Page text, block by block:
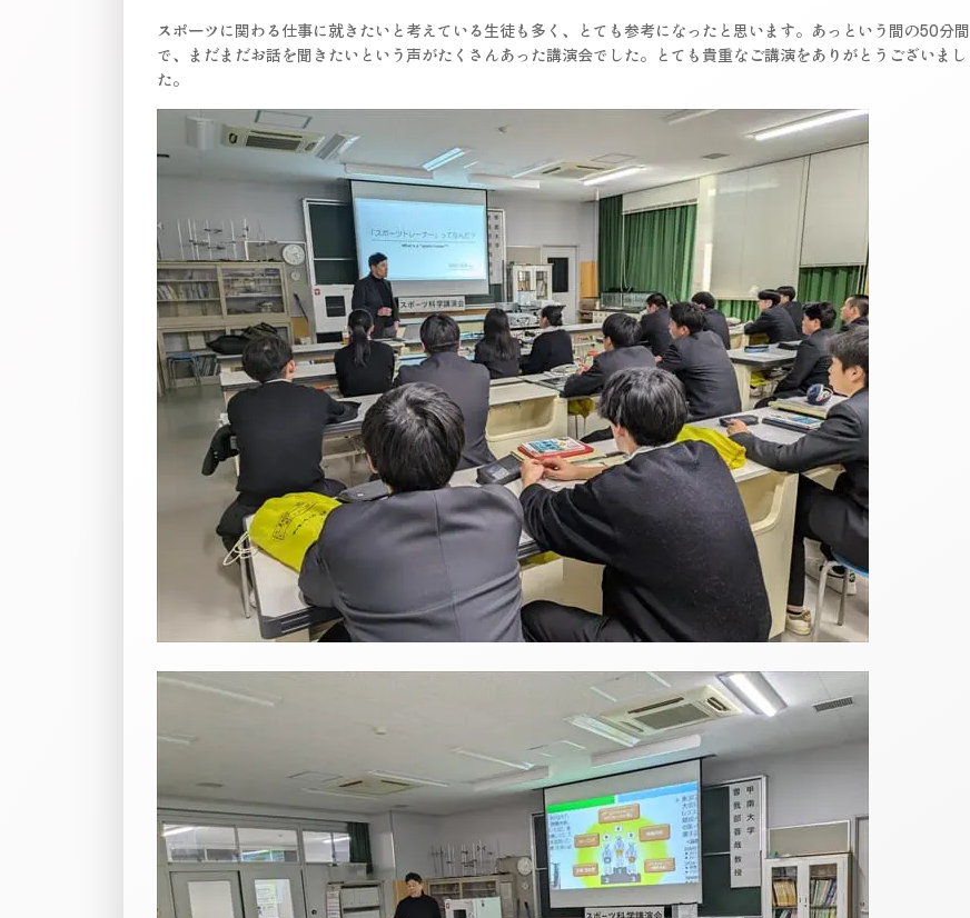
スポーツに関わる仕事に就きたいと考えている生徒も多く、とても参考になったと思います。あっという間の50分間
で、まだまだお話を聞きたいという声がたくさんあった講演会でした。とても貴重なご講演をありがとうございまし
た。